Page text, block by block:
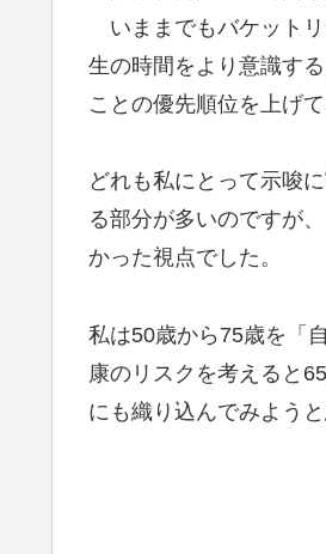
いままでもバケットリ
生の時間をより意識す
ことの優先順位を上げ
どれも私にとって示唆
る部分が多いのですが
かった視点でした。
私は50歳から75歳を「
康のリスクを考えると
にも織り込んでみようと